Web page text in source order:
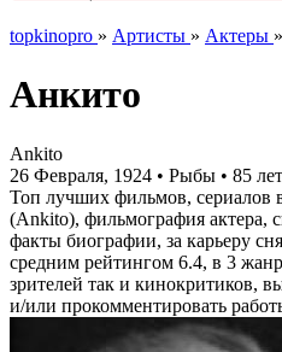
topkinopro » Артисты » Актеры »
Анкито
Ankito
26 Февраля, 1924 • Рыбы • 85 лет
Топ лучших фильмов, сериалов
(Ankito), фильмография актера,
факты биографии, за карьеру
средним рейтингом 6.4, в 3
зрителей так и кинокритиков,
и/или прокомментировать